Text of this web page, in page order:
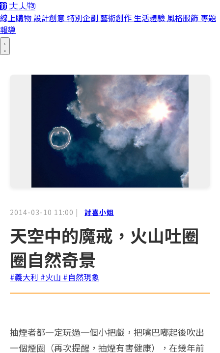
線上購物 設計創意 特別企劃 藝術創作 生活體驗 風格服飾 專題
報導
2014-03-10 11:00 | 討喜小姐
天空中的魔戒，火山吐圈
圈自然奇景
#義大利 #火山 #自然現象
抽煙者都一定玩過一個小把戲，把嘴巴嘟起後吹出
一個煙圈（再次提醒，抽煙有害健康），在幾年前